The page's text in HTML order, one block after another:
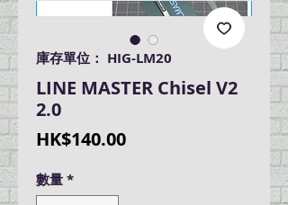
庫存單位： HIG-LM20
LINE MASTER Chisel V2
2.0
HK$140.00價
數量*